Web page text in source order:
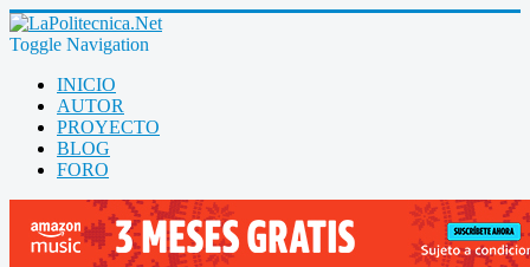
Toggle Navigation
INICIO
AUTOR
PROYECTO
BLOG
FORO